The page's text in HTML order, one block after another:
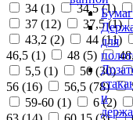
для
и
34 (1) 34,5 (1)
37 (12) 37,5 (1)
43,2 (2) 44 (11)
46,5 (1) 48 (5)
5,5 (1) 50 (30)
56 (16) 56,5 (78)
59-60 (1) 6 (2)